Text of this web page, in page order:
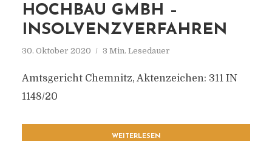
HOCHBAU GMBH –
INSOLVENZVERFAHREN
30. Oktober 2020 3 Min. Lesedauer
Amtsgericht Chemnitz, Aktenzeichen: 311 IN
1148/20
WEITERLESEN